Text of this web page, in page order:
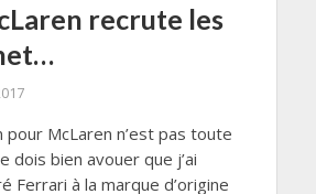
recrute les
pour McLaren n’est pas toute
dois bien avouer que j’ai
Ferrari à la marque d’origine